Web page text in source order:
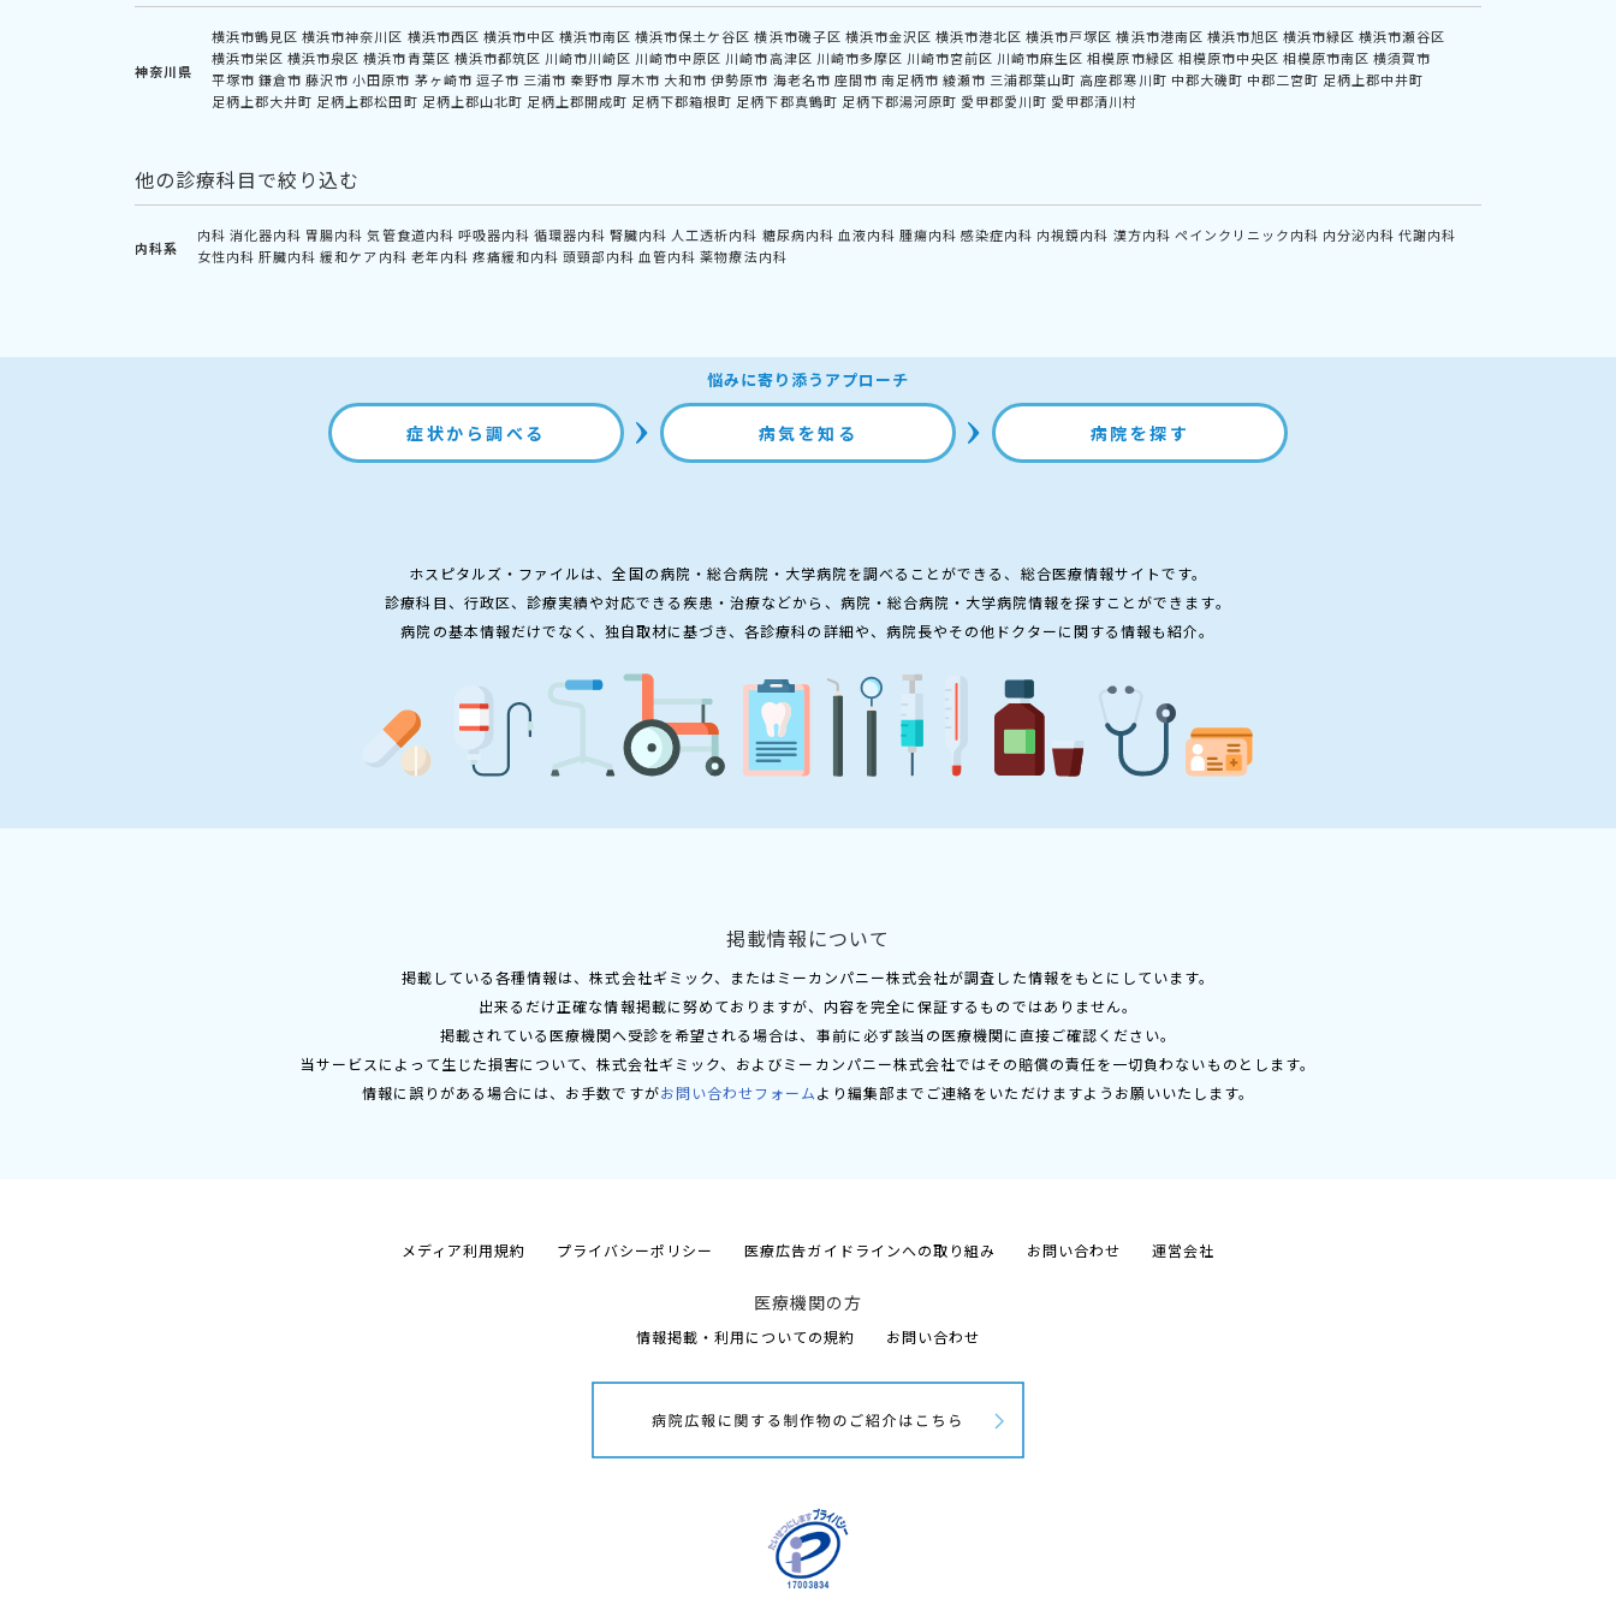
神奈川県
横浜市鶴見区 横浜市神奈川区 横浜市西区 横浜市中区 横浜市南区 横浜市保土ケ谷区 横浜市磯子区 横浜市金沢区 横浜市港北区 横浜市戸塚区 横浜市港南区 横浜市旭区 横浜市緑区 横浜市瀬谷区
横浜市栄区 横浜市泉区 横浜市青葉区 横浜市都筑区 川崎市川崎区 川崎市中原区 川崎市高津区 川崎市多摩区 川崎市宮前区 川崎市麻生区 相模原市緑区 相模原市中央区 相模原市南区 横須賀市
平塚市 鎌倉市 藤沢市 小田原市 茅ヶ崎市 逗子市 三浦市 秦野市 厚木市 大和市 伊勢原市 海老名市 座間市 南足柄市 綾瀬市 三浦郡葉山町 高座郡寒川町 中郡大磯町 中郡二宮町 足柄上郡中井町
足柄上郡大井町 足柄上郡松田町 足柄上郡山北町 足柄上郡開成町 足柄下郡箱根町 足柄下郡真鶴町 足柄下郡湯河原町 愛甲郡愛川町 愛甲郡清川村
他の診療科目で絞り込む
内科系
内科 消化器内科 胃腸内科 気管食道内科 呼吸器内科 循環器内科 腎臓内科 人工透析内科 糖尿病内科 血液内科 腫瘍内科 感染症内科 内視鏡内科 漢方内科 ペインクリニック内科 内分泌内科 代謝内科
女性内科 肝臓内科 緩和ケア内科 老年内科 疼痛緩和内科 頭頸部内科 血管内科 薬物療法内科
悩みに寄り添うアプローチ
症状から調べる 病気を知る 病院を探す
ホスピタルズ・ファイルは、全国の病院・総合病院・大学病院を調べることができる、総合医療情報サイトです。
診療科目、行政区、診療実績や対応できる疾患・治療などから、病院・総合病院・大学病院情報を探すことができます。
病院の基本情報だけでなく、独自取材に基づき、各診療科の詳細や、病院長やその他ドクターに関する情報も紹介。
掲載情報について
掲載している各種情報は、株式会社ギミック、またはミーカンパニー株式会社が調査した情報をもとにしています。
出来るだけ正確な情報掲載に努めておりますが、内容を完全に保証するものではありません。
掲載されている医療機関へ受診を希望される場合は、事前に必ず該当の医療機関に直接ご確認ください。
当サービスによって生じた損害について、株式会社ギミック、およびミーカンパニー株式会社ではその賠償の責任を一切負わないものとします。
情報に誤りがある場合には、お手数ですがお問い合わせフォームより編集部までご連絡をいただけますようお願いいたします。
メディア利用規約 プライバシーポリシー 医療広告ガイドラインへの取り組み お問い合わせ 運営会社
医療機関の方
情報掲載・利用についての規約 お問い合わせ